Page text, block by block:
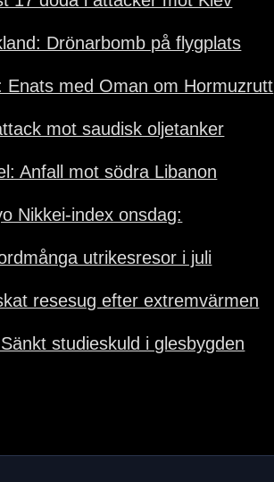
Drönarbomb på flygplats
Enats med Oman om Hormuzrutt
mot saudisk oljetanker
Anfall mot södra Libanon
Nikkei-index onsdag:
utrikesresor i juli
resesug efter extremvärmen
studieskuld i glesbygden